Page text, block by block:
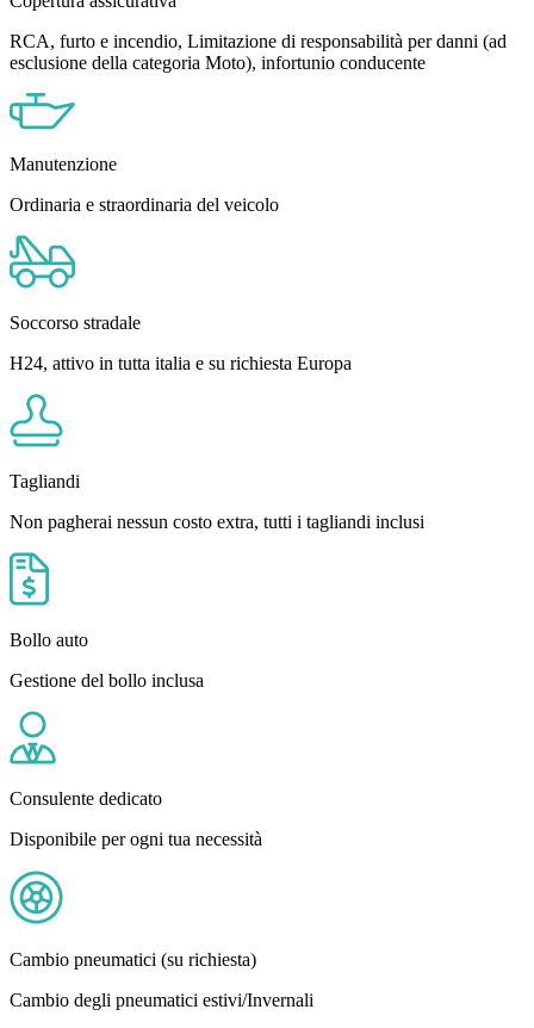
RCA, furto e incendio, Limitazione di responsabilità per danni (ad
esclusione della categoria Moto), infortunio conducente
Manutenzione
Ordinaria e straordinaria del veicolo
Soccorso stradale
H24, attivo in tutta italia e su richiesta Europa
Tagliandi
Non pagherai nessun costo extra, tutti i tagliandi inclusi
Bollo auto
Gestione del bollo inclusa
Consulente dedicato
Disponibile per ogni tua necessità
Cambio pneumatici (su richiesta)
Cambio degli pneumatici estivi/Invernali